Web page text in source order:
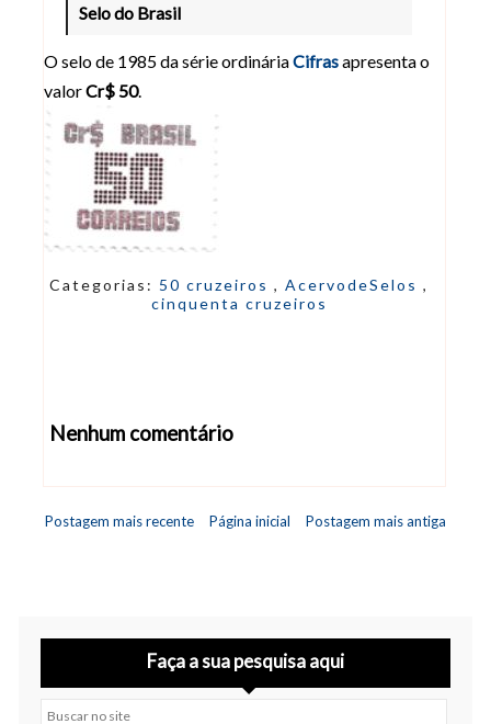
Selo do Brasil
O selo de 1985 da série ordináriaCifrasapresenta o
valorCr$ 50.
Categorias: 50 cruzeiros , AcervodeSelos ,
cinquenta cruzeiros
Nenhum comentário
Postagem mais recente Postagem mais antiga
Página inicial
Faça a sua pesquisa aqui
Buscar no site